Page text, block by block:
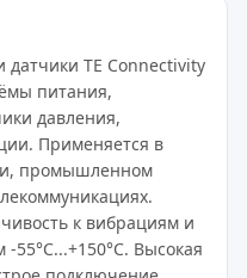
датчики TE Connectivity
питания,
давления,
Применяется в
промышленном
к вибрациям и
Высокая